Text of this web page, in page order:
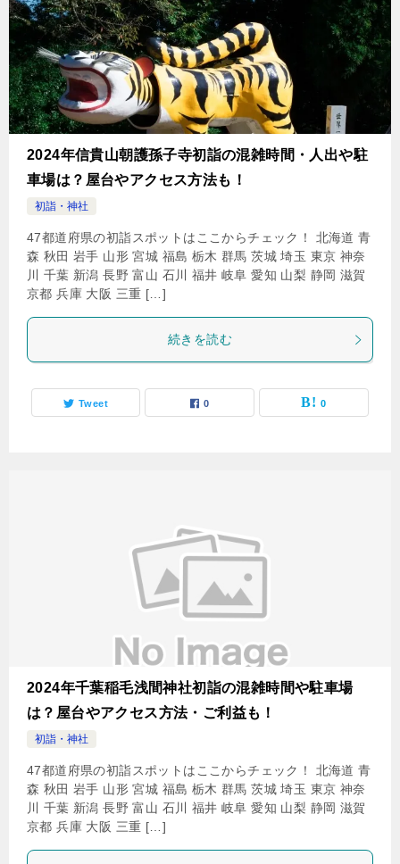
2024年信貴山朝護孫子寺初詣の混雑時間・人出や駐
車場は？屋台やアクセス方法も！
初詣・神社
47都道府県の初詣スポットはここからチェック！ 北海道 青
森 秋田 岩手 山形 宮城 福島 栃木 群馬 茨城 埼玉 東京 神奈
川 千葉 新潟 長野 富山 石川 福井 岐阜 愛知 山梨 静岡 滋賀
京都 兵庫 大阪 三重 […]
続きを読む
Tweet 0 0
2024年千葉稲毛浅間神社初詣の混雑時間や駐車場
は？屋台やアクセス方法・ご利益も！
初詣・神社
47都道府県の初詣スポットはここからチェック！ 北海道 青
森 秋田 岩手 山形 宮城 福島 栃木 群馬 茨城 埼玉 東京 神奈
川 千葉 新潟 長野 富山 石川 福井 岐阜 愛知 山梨 静岡 滋賀
京都 兵庫 大阪 三重 […]